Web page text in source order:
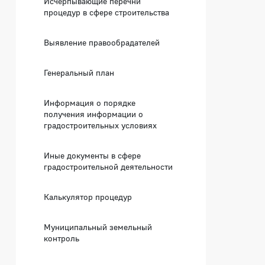
процедур в сфере строительства
Выявление правообрадателей
Генеральный план
Информация о порядке
получения информации о
градостроительных условиях
Иные документы в сфере
градостроительной деятельности
Калькулятор процедур
Муниципальный земельный
контроль